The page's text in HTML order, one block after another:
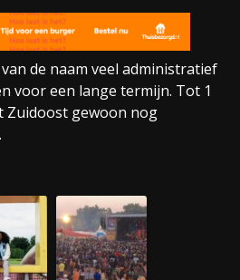
de naam veel administratief
voor een lange termijn. Tot 1
Zuidoost gewoon nog